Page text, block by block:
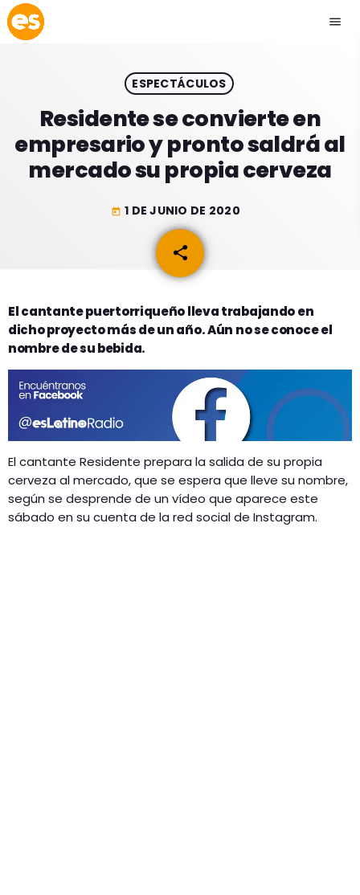
menu
play_arrow EMISIÓN LA PAZ
play_arrow EMISIÓN COCHABAMBA
ACTUALIDAD
ESPECTÁCULOS
MÚSICA
ENTRETENIMIENTO
PROGRAMACIÓN
RADIO SPLENDID
ESPECTÁCULOS
Residente se convierte en
empresario y pronto saldrá al
mercado su propia cerveza
today 1 DE JUNIO DE 2020
share
email
El cantante puertorriqueño lleva trabajando en
dicho proyecto más de un año. Aún no se conoce el
nombre de su bebida.
El cantante Residente prepara la salida de su propia
cerveza al mercado, que se espera que lleve su nombre,
según se desprende de un vídeo que aparece este
sábado en su cuenta de la red social de Instagram.